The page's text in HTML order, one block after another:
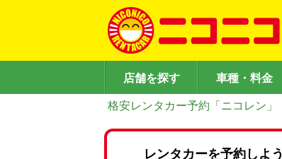
店舗を探す 車種・料金
格安レンタカー予約「ニコレン」
レンタカーを予約しよう